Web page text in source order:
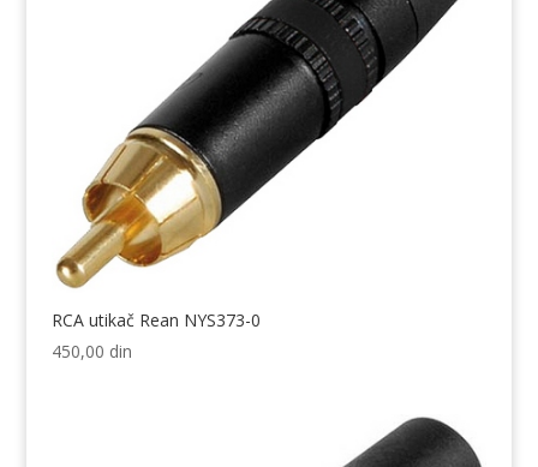
RCA utikač Rean NYS373-0
450,00 din